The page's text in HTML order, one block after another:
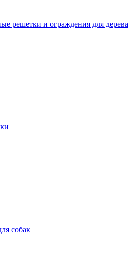
решетки и ограждения для дерева
собак